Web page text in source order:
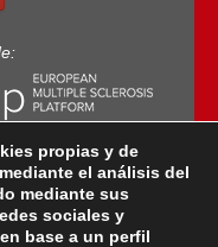
propias y de
el análisis del
mediante sus
sociales y
base a un perfil